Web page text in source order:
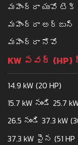
మహీంద్రా యువో టెక్
మహీంద్రా అర్జున్
మహీంద్రా నోవో
KW పవర్
14.9 kW (20 HP)
15.7 kW నుండి 25.7
26.5 నుండి 37.3 kW
37.3 kW పైన (51